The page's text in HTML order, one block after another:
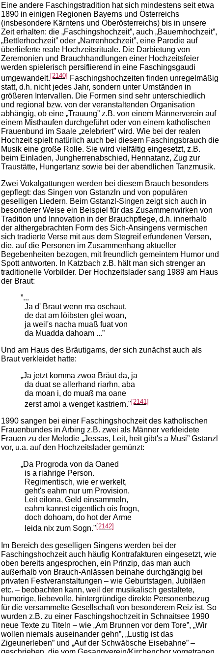
Eine andere Faschingstradition hat sich mindestens seit etwa
1890 in einigen Regionen Bayerns und Österreichs
(insbesondere Kärntens und Oberösterreichs) bis in unsere
Zeit erhalten: die „Faschingshochzeit”, auch „Bauernhochzeit”,
„Bettlerhochzeit” oder „Narrenhochzeit”, eine Parodie auf
überlieferte reale Hochzeitsrituale. Die Darbietung von
Zeremonien und Brauchhandlungen einer Hochzeitsfeier
werden spielerisch persiflierend in eine Faschingsgaudi
umgewandelt. [2140] Faschingshochzeiten finden unregelmäßig
statt, d.h. nicht jedes Jahr, sondern unter Umständen in
größeren Intervallen. Die Formen sind sehr unterschiedlich
und regional bzw. von der veranstaltenden Organisation
abhängig, ob eine „Trauung” z.B. von einem Männerverein auf
einem Misthaufen durchgeführt oder von einem katholischen
Frauenbund im Saale „zelebriert” wird. Wie bei der realen
Hochzeit spielt natürlich auch bei diesem Faschingsbrauch die
Musik eine große Rolle. Sie wird vielfältig eingesetzt, z.B.
beim Einladen, Jungherrenabschied, Hennatanz, Zug zur
Traustätte, Hungertanz sowie bei der abendlichen Tanzmusik.
Zwei Vokalgattungen werden bei diesem Brauch besonders
gepflegt: das Singen von Gstanzln und von populären
geselligen Liedern. Beim Gstanzl-Singen zeigt sich auch in
besonderer Weise ein Beispiel für das Zusammenwirken von
Tradition und Innovation in der Brauchpflege, d.h. innerhalb
der althergebrachten Form des Sich-Ansingens vermischen
sich tradierte Verse mit aus dem Stegreif erfundenen Versen,
die, auf die Personen im Zusammenhang aktueller
Begebenheiten bezogen, mit freundlich gemeintem Humor und
Spott antworten. In Katzbach z.B. hält man sich strenger an
traditionelle Vorbilder. Der Hochzeitslader sang 1989 am Haus
der Braut:
”...
Ja d' Braut wenn ma oschaut,
de dat am löibsten glei woan,
ja weil's nacha muaß fuat von
da Muadda dahoam ...”
Und am Haus des Bräutigams, der sich zunächst auch als
Braut verkleidet hatte:
„Ja jetzt komma zwoa Bräut da, ja
da duat se allerhand riarhn, aba
da moan i, do muaß ma oane
zerst amoi a wenget kastriern." [2141]
1990 sangen bei einer Faschingshochzeit des katholischen
Frauenbundes in Arbing z.B. zwei als Männer verkleidete
Frauen zu der Melodie „Jessas, Leit, heit gibt's a Musi” Gstanzl
vor, u.a. auf den Hochzeitslader gemünzt:
„Da Progroda von da Oaned
is a riahrige Person.
Regimentisch, wie er werkelt,
geht's eahm nur um Provision.
Leit eilona, Geld einsammeln,
eahm kannst eigentlich ois frogn,
doch dohoam, do hot der Arme
leida nix zum Sogn."[2142]
Im Bereich des geselligen Singens werden bei der
Faschingshochzeit auch häufig Kontrafakturen eingesetzt, wie
oben bereits angesprochen, ein Prinzip, das man auch
außerhalb von Brauch-Anlässen beinahe durchgängig bei
privaten Festveranstaltungen – wie Geburtstagen, Jubiläen
etc. – beobachten kann, weil der musikalisch gestaltete,
humorige, liebevolle, hintergründige direkte Personenbezug
für die versammelte Gesellschaft von besonderem Reiz ist. So
wurden z.B. zu einer Faschingshochzeit in Schnaitsee 1990
neue Texte zu Titeln – wie „Am Brunnen vor dem Tore”, „Wir
wollen niemals auseinander gehn”, „Lustig ist das
Zigeunerleben” und „Auf der Schwäbsche Eisebahne” –